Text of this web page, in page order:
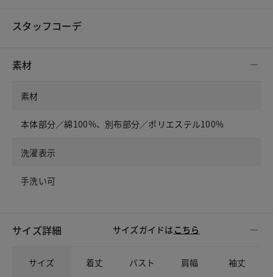
スタッフコーデ
素材
素材
本体部分／綿100%、別布部分／ポリエステル100%
洗濯表示
手洗い可
サイズ詳細 サイズガイドは こちら
サイズ 着丈 バスト 肩幅 袖丈